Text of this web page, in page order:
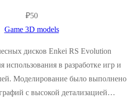
₽50
Game 3D models
дисков Enkei RS Evolution
использования в разработке игр и
Моделирование было выполнено
с высокой детализацией…